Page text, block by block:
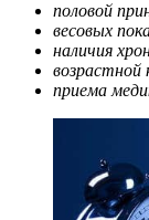
половой
весовых
наличия
возрастной
приема